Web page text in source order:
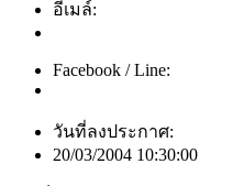
อีเมล์:
Facebook / Line:
วันที่ลงประกาศ:
20/03/2004 10:30:00